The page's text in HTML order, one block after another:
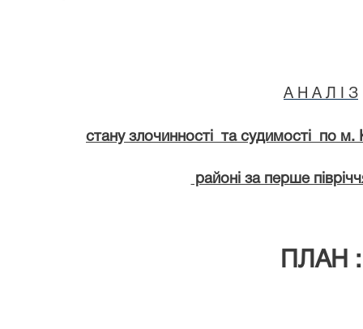
А Н А Л I З
стану злочинності та судимості по м.
районі за перше
ПЛАН :